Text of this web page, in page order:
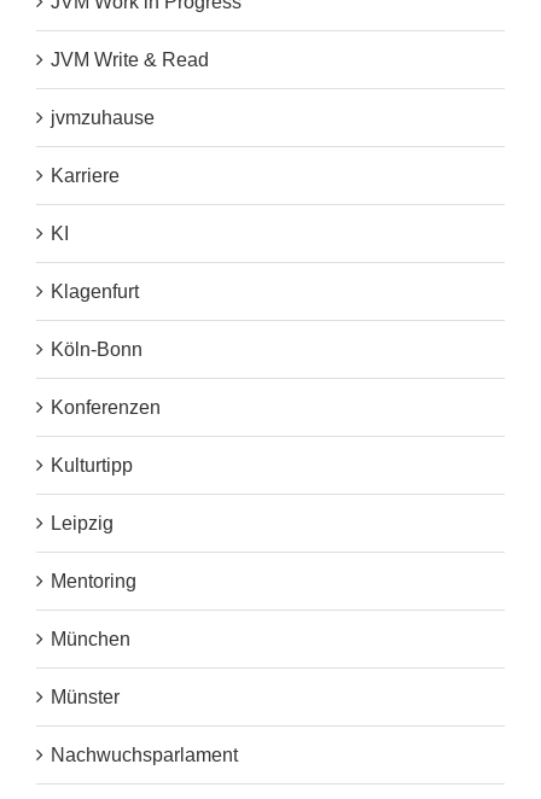
JVM Write & Read
jvmzuhause
Karriere
KI
Klagenfurt
Köln-Bonn
Konferenzen
Kulturtipp
Leipzig
Mentoring
München
Münster
Nachwuchsparlament